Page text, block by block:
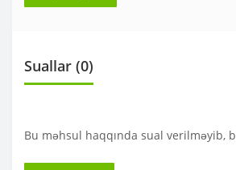
Suallar (0)
Bu məhsul haqqında sual verilməyib,